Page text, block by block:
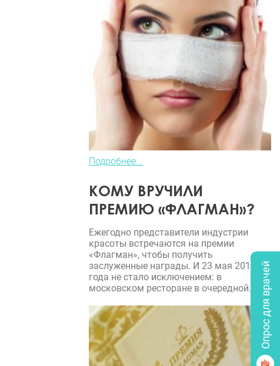
Подробнее...
КОМУ ВРУЧИЛИ
ПРЕМИЮ «ФЛАГМАН»?
Ежегодно представители индустрии
красоты встречаются на премии
«Флагман», чтобы получить
заслуженные награды. И 23 мая 2018
года не стало исключением: в
московском ресторане в очередной...
Опрос для врачей